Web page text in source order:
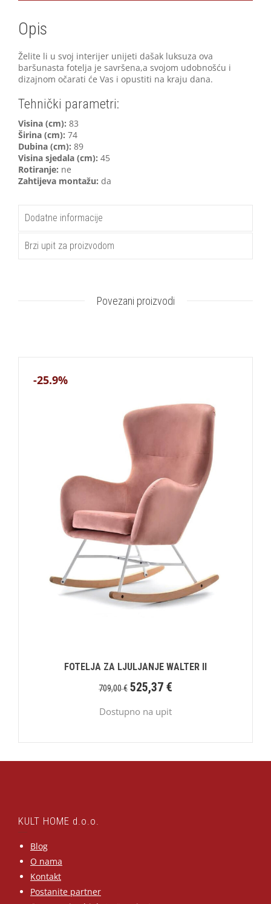
Opis
Želite li u svoj interijer unijeti dašak luksuza ova
baršunasta fotelja je savršena,a svojom udobnošću i
dizajnom očarati će Vas i opustiti na kraju dana.
Tehnički parametri:
Visina (cm): 83
Širina (cm): 74
Dubina (cm): 89
Visina sjedala (cm): 45
Rotiranje: ne
Zahtijeva montažu: da
Dodatne informacije
Brzi upit za proizvodom
Povezani proizvodi
-25.9%
FOTELJA ZA LJULJANJE WALTER II
709,00€ 525,37 €
Dostupno na upit
KULT HOME d.o.o.
Blog
O nama
Kontakt
Postanite partner